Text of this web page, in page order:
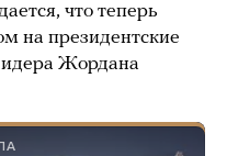
что теперь
на президентские
Жордана